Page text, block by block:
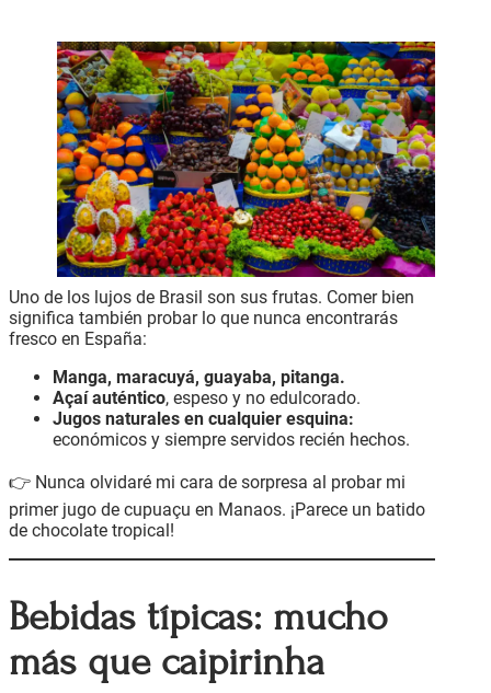
Uno de los lujos de Brasil son sus frutas. Comer bien
significa también probar lo que nunca encontrarás
fresco en España:
Manga, maracuyá, guayaba, pitanga.
Açaí auténtico, espeso y no edulcorado.
Jugos naturales en cualquier esquina:
económicos y siempre servidos recién hechos.
👉 Nunca olvidaré mi cara de sorpresa al probar mi
primer jugo de cupuaçu en Manaos. ¡Parece un batido
de chocolate tropical!
Bebidas típicas: mucho
más que caipirinha